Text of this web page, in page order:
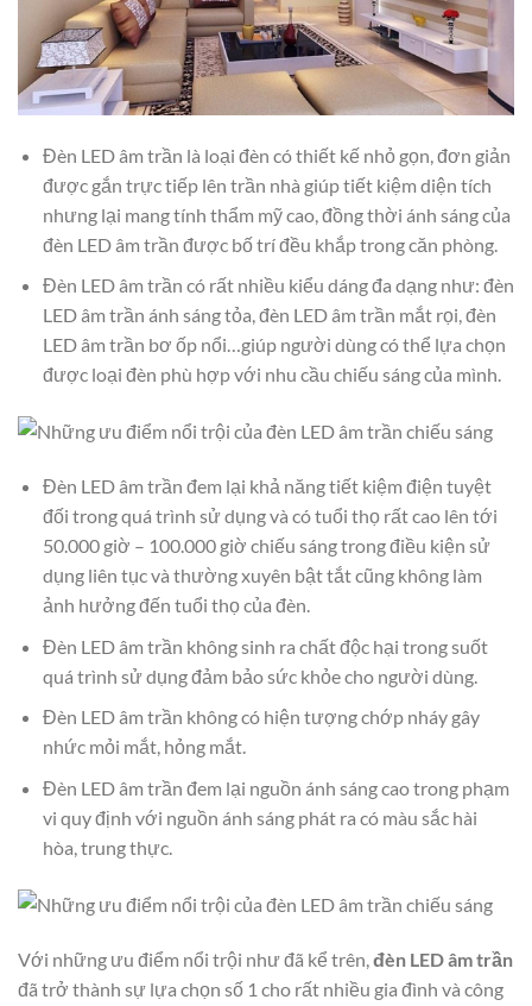
Đèn LED âm trần là loại đèn có thiết kế nhỏ gọn, đơn giản
được gắn trực tiếp lên trần nhà giúp tiết kiệm diện tích
nhưng lại mang tính thẩm mỹ cao, đồng thời ánh sáng của
đèn LED âm trần được bố trí đều khắp trong căn phòng.
Đèn LED âm trần có rất nhiều kiểu dáng đa dạng như: đèn
LED âm trần ánh sáng tỏa, đèn LED âm trần mắt rọi, đèn
LED âm trần bơ ốp nổi…giúp người dùng có thể lựa chọn
được loại đèn phù hợp với nhu cầu chiếu sáng của mình.
Đèn LED âm trần đem lại khả năng tiết kiệm điện tuyệt
đối trong quá trình sử dụng và có tuổi thọ rất cao lên tới
50.000 giờ – 100.000 giờ chiếu sáng trong điều kiện sử
dụng liên tục và thường xuyên bật tắt cũng không làm
ảnh hưởng đến tuổi thọ của đèn.
Đèn LED âm trần không sinh ra chất độc hại trong suốt
quá trình sử dụng đảm bảo sức khỏe cho người dùng.
Đèn LED âm trần không có hiện tượng chớp nháy gây
nhức mỏi mắt, hỏng mắt.
Đèn LED âm trần đem lại nguồn ánh sáng cao trong phạm
vi quy định với nguồn ánh sáng phát ra có màu sắc hài
hòa, trung thực.
Với những ưu điểm nổi trội như đã kể trên,đèn LED âm trần
đã trở thành sự lựa chọn số 1 cho rất nhiều gia đình và công